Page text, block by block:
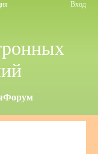
Вход
Форум